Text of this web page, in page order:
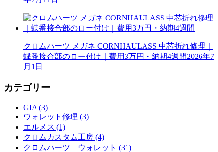
クロムハーツ メガネ CORNHAULASS 中芯折れ修理｜
蝶番接合部のロー付け｜費用3万円・納期4週間2026年7
月1日
カテゴリー
GIA (3)
ウォレット修理 (3)
エルメス (1)
クロムカスタム工房 (4)
クロムハーツ ウォレット (31)